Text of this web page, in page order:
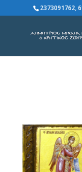
2373091762,